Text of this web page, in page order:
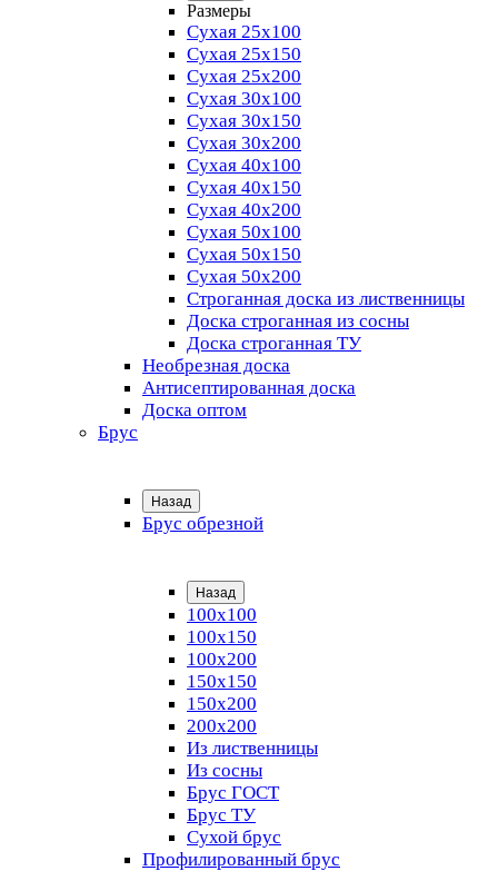
Размеры
Сухая 25х100
Сухая 25х150
Сухая 25х200
Сухая 30х100
Сухая 30х150
Сухая 30х200
Сухая 40х100
Сухая 40х150
Сухая 40х200
Сухая 50х100
Сухая 50х150
Сухая 50х200
Строганная доска из лиственницы
Доска строганная из сосны
Доска строганная ТУ
Необрезная доска
Антисептированная доска
Доска оптом
Брус
Назад
Брус обрезной
Назад
100х100
100х150
100х200
150х150
150х200
200х200
Из лиственницы
Из сосны
Брус ГОСТ
Брус ТУ
Сухой брус
Профилированный брус